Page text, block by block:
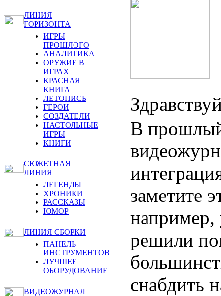
ЛИНИЯ
ГОРИЗОНТА
ИГРЫ
ПРОШЛОГО
АНАЛИТИКА
ОРУЖИЕ В
ИГРАХ
КРАСНАЯ
КНИГА
ЛЕТОПИСЬ
ГЕРОИ
СОЗДАТЕЛИ
НАСТОЛЬНЫЕ
ИГРЫ
КНИГИ
СЮЖЕТНАЯ
ЛИНИЯ
ЛЕГЕНДЫ
ХРОНИКИ
РАССКАЗЫ
ЮМОР
ЛИНИЯ СБОРКИ
ПАНЕЛЬ
ИНСТРУМЕНТОВ
ЛУЧШЕЕ
ОБОРУДОВАНИЕ
ВИДЕОЖУРНАЛ
В
заметите
например,
решили
снабдить